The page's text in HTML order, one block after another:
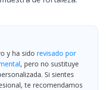
y ha sido revisado por
, pero no sustituye
Si sientes
te recomendamos